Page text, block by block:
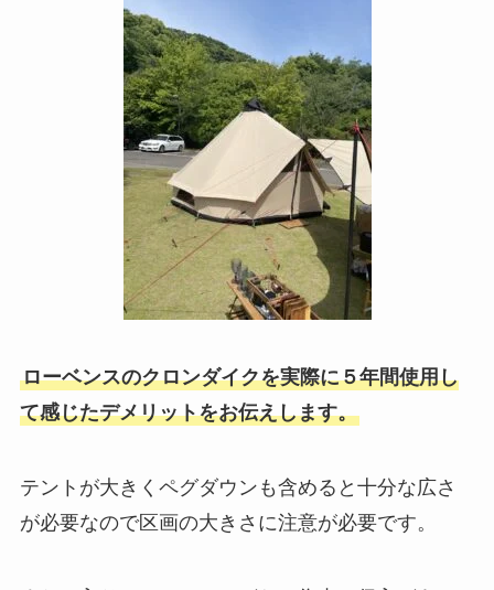
ローベンスのクロンダイクを実際に５年間使用し
て感じたデメリットをお伝えします。
テントが大きくペグダウンも含めると十分な広さ
が必要なので区画の大きさに注意が必要です。